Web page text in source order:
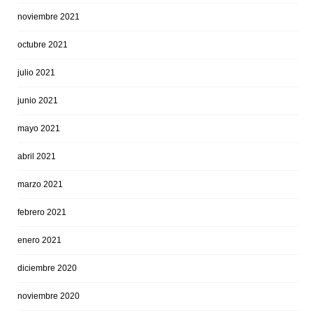
noviembre 2021
octubre 2021
julio 2021
junio 2021
mayo 2021
abril 2021
marzo 2021
febrero 2021
enero 2021
diciembre 2020
noviembre 2020